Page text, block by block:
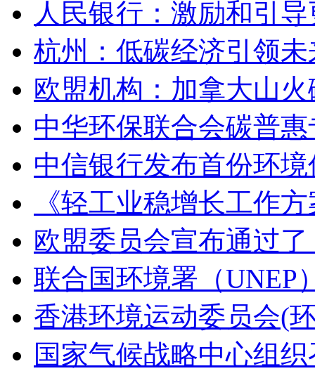
人民银行：激励和引
杭州：低碳经济引领
欧盟机构：加拿大山
中华环保联合会碳普
中信银行发布首份环
《轻工业稳增长工作
欧盟委员会宣布通过
联合国环境署（UNEP
香港环境运动委员会(
国家气候战略中心组